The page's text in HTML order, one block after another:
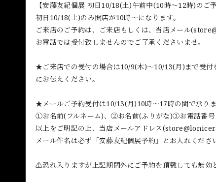
【安藤友紀個展 初日10/18(土)午前中(10時〜12時)のご
初日10/18(土)のみ開店が10時〜になります。
ご来店のご予約は、ご来店もしくは、当店メール(
お電話では受付致しませんのでご了承くださいませ。
★ご来店での受付の場合は10/9(木)〜10/13(月)まで受付
にお伝えください。
★メールご予約受付は10/13(月)10時〜17時の間で承りま
①お名前(フルネーム)、②お名前(ふりがな)③お電話番号
以上をご明記の上、当店メールアドレス(
メール件名は必ず「安藤友紀個展予約」とお入れくださ
⚠️恐れ入りますが上記期間外にご予約を頂戴しても無効